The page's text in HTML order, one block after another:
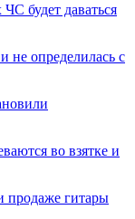
будет даваться
не определилась с
во взятке и
продаже гитары